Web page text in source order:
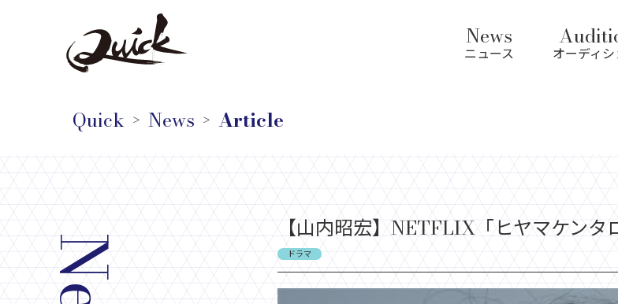
News
ニュース オーディ
Quick ＞ News ＞ Article
【山内昭宏】NETFLIX「ヒヤマケンタ
ドラマ